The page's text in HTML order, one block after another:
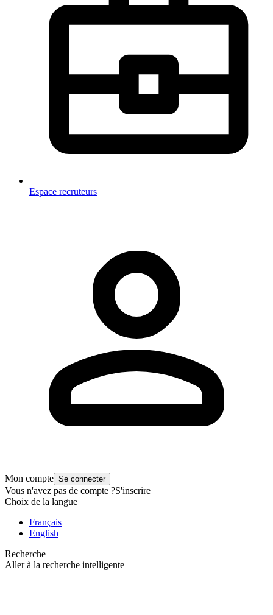
Espace recruteurs
Mon compte Se connecter
Vous n'avez pas de compte ?S'inscrire
Choix de la langue
Français
English
Recherche
Aller à la recherche intelligente